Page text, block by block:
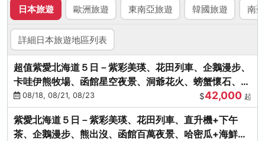
日本旅遊 歐洲旅遊 東南亞旅遊 韓國旅遊 南
詳細日本旅遊地區列表
超值紫愛北海道５日－紫彩美瑛、花田列車、企鵝漫步、
卡哇伊熊牧場、函館星空夜景、洞爺花火、螃蟹懷石、啤
酒暢飲
08/18, 08/21, 08/23 $42,000 起
紫愛北海道５日－紫彩美瑛、花田列車、直升機+下午
茶、企鵝漫步、熊出沒、函館百萬夜景、哈密瓜+海鮮和